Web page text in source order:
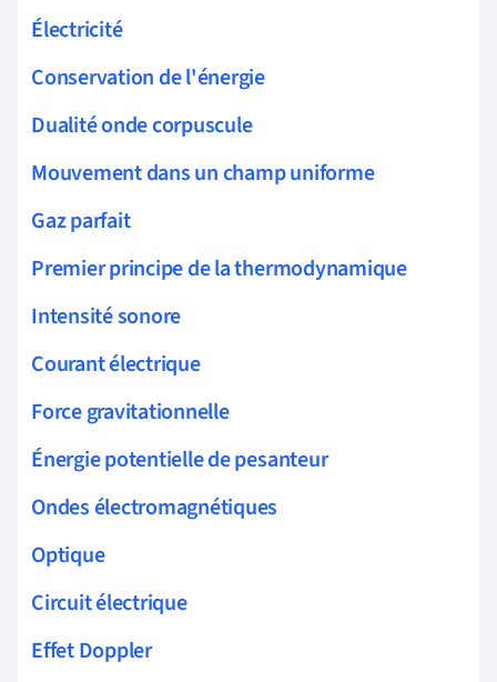
Électricité
Conservation de l'énergie
Dualité onde corpuscule
Mouvement dans un champ uniforme
Gaz parfait
Premier principe de la thermodynamique
Intensité sonore
Courant électrique
Force gravitationnelle
Énergie potentielle de pesanteur
Ondes électromagnétiques
Optique
Circuit électrique
Effet Doppler